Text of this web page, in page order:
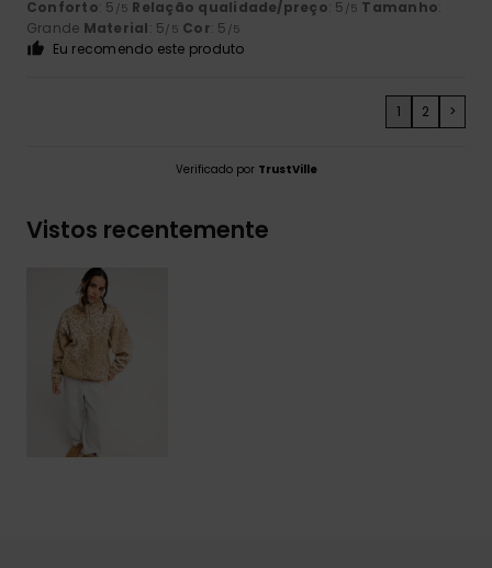
Conforto: 5 /5 Relação qualidade/preço: 5 /5 Tamanho:
Grande Material: 5/5 Cor: 5 /5
Eu recomendo este produto
1 2 >
Verificado por TrustVille
Vistos recentemente